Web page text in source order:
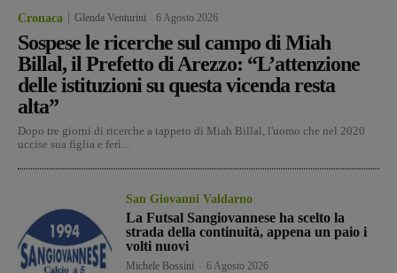
Cronaca Glenda Venturini 6 Agosto 2026
Sospese le ricerche sul campo di Miah
Billal, il Prefetto di Arezzo: “L’attenzione
delle istituzioni su questa vicenda resta
alta”
Dopo tre giorni di ricerche a tappeto di Miah Billal, l'uomo che nel 2020
uccise sua figlia e ferì...
San Giovanni Valdarno
La Futsal Sangiovannese ha scelto la
strada della continuità, appena un paio i
volti nuovi
Michele Bossini 6 Agosto 2026